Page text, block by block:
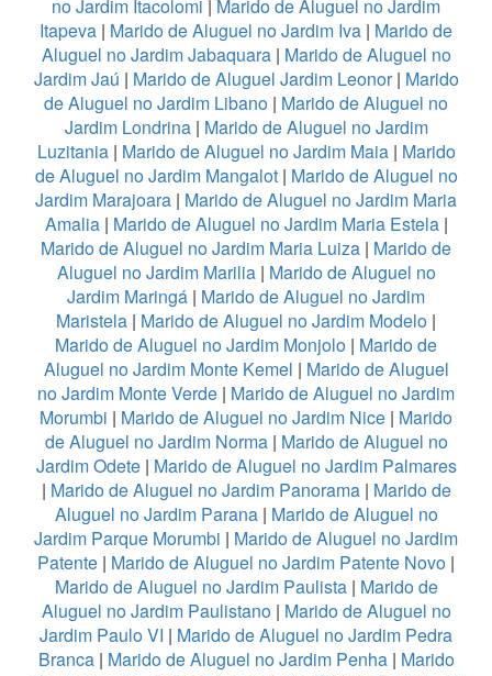
no Jardim Itacolomi | Marido de Aluguel no Jardim
Itapeva | Marido de Aluguel no Jardim Iva | Marido de
Aluguel no Jardim Jabaquara| Marido de Aluguel no
Jardim Jaú | Marido de Aluguel Jardim Leonor| Marido
de Aluguel no Jardim Libano | Marido de Aluguel no
Jardim Londrina| Marido de Aluguel no Jardim
Luzitania| Marido de Aluguel no Jardim Maia| Marido
de Aluguel no Jardim Mangalot| Marido de Aluguel no
Jardim Marajoara | Marido de Aluguel no Jardim Maria
Amalia| Marido de Aluguel no Jardim Maria Estela|
Marido de Aluguel no Jardim Maria Luiza | Marido de
Aluguel no Jardim Marilia| Marido de Aluguel no
Jardim Maringá | Marido de Aluguel no Jardim
Maristela | Marido de Aluguel no Jardim Modelo |
Marido de Aluguel no Jardim Monjolo | Marido de
Aluguel no Jardim Monte Kemel | Marido de Aluguel
no Jardim Monte Verde | Marido de Aluguel no Jardim
Morumbi | Marido de Aluguel no Jardim Nice | Marido
de Aluguel no Jardim Norma| Marido de Aluguel no
Jardim Odete| Marido de Aluguel no Jardim Palmares
| Marido de Aluguel no Jardim Panorama| Marido de
Aluguel no Jardim Parana| Marido de Aluguel no
Jardim Parque Morumbi | Marido de Aluguel no Jardim
Patente | Marido de Aluguel no Jardim Patente Novo |
Marido de Aluguel no Jardim Paulista| Marido de
Aluguel no Jardim Paulistano| Marido de Aluguel no
Jardim Paulo VI | Marido de Aluguel no Jardim Pedra
Branca| Marido de Aluguel no Jardim Penha| Marido